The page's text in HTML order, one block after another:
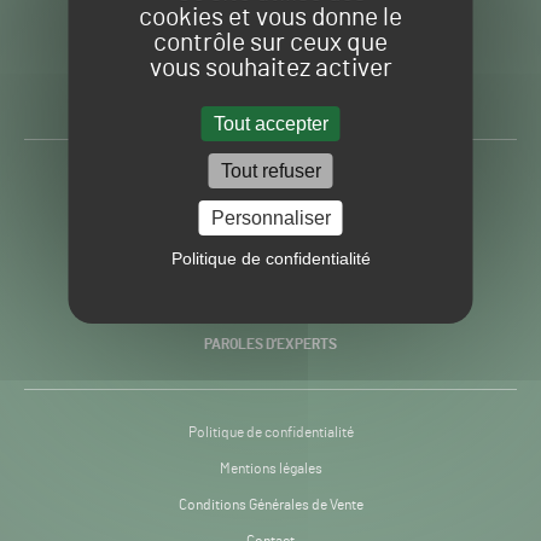
cookies et vous donne le
contrôle sur ceux que
vous souhaitez activer
Tout accepter
Tout refuser
Personnaliser
Politique de confidentialité
Gazon
Sport
H24
-
Toute l’info autour du
PRATIQUES
PAROLES D’EXPERTS
Politique de confidentialité
Mentions légales
Conditions Générales de Vente